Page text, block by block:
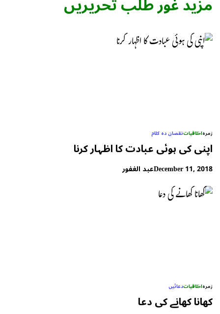
زمرہاخلاقیاتنقصان دہ کلام
اپنی کی ہوئی عبادت کا اظہار کرنا
December 11, 2018عبد الغفور
زمرہاخلاقیاتدعائیں
کھانا کھانے کی دعا